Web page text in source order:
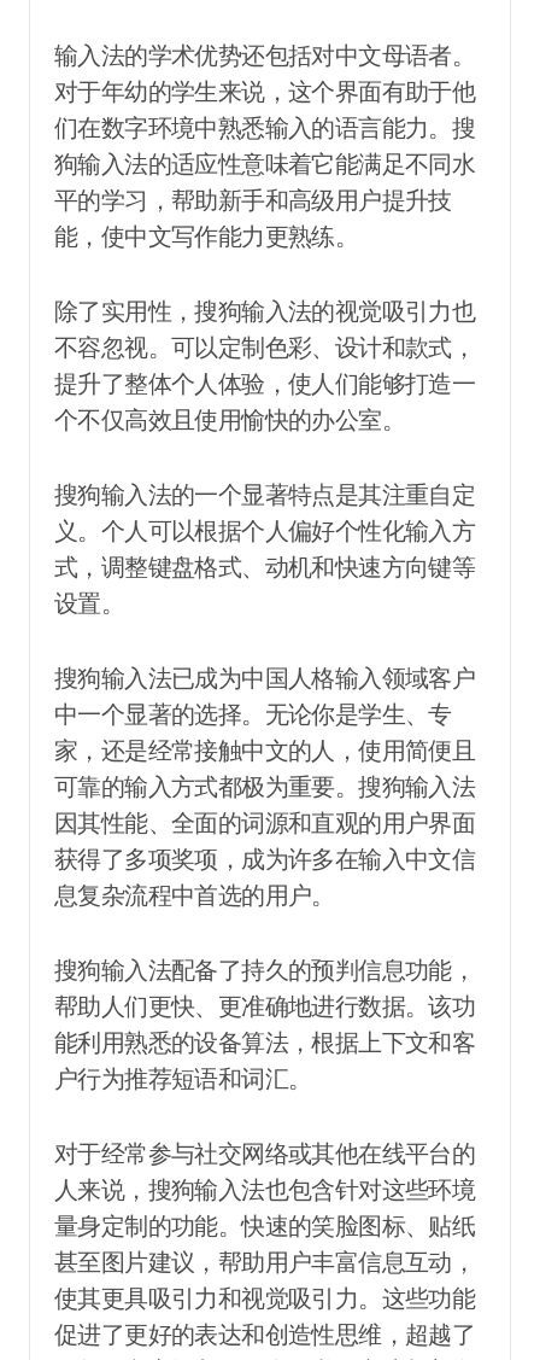
输入法的学术优势还包括对中文母语者。
对于年幼的学生来说，这个界面有助于他
们在数字环境中熟悉输入的语言能力。搜
狗输入法的适应性意味着它能满足不同水
平的学习，帮助新手和高级用户提升技
能，使中文写作能力更熟练。
除了实用性，搜狗输入法的视觉吸引力也
不容忽视。可以定制色彩、设计和款式，
提升了整体个人体验，使人们能够打造一
个不仅高效且使用愉快的办公室。
搜狗输入法的一个显著特点是其注重自定
义。个人可以根据个人偏好个性化输入方
式，调整键盘格式、动机和快速方向键等
设置。
搜狗输入法已成为中国人格输入领域客户
中一个显著的选择。无论你是学生、专
家，还是经常接触中文的人，使用简便且
可靠的输入方式都极为重要。搜狗输入法
因其性能、全面的词源和直观的用户界面
获得了多项奖项，成为许多在输入中文信
息复杂流程中首选的用户。
搜狗输入法配备了持久的预判信息功能，
帮助人们更快、更准确地进行数据。该功
能利用熟悉的设备算法，根据上下文和客
户行为推荐短语和词汇。
对于经常参与社交网络或其他在线平台的
人来说，搜狗输入法也包含针对这些环境
量身定制的功能。快速的笑脸图标、贴纸
甚至图片建议，帮助用户丰富信息互动，
使其更具吸引力和视觉吸引力。这些功能
促进了更好的表达和创造性思维，超越了